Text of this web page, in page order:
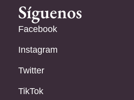
Síguenos
Facebook
Instagram
Twitter
TikTok